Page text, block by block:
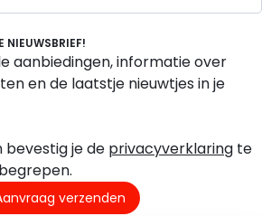
NIEUWSBRIEF!
aanbiedingen, informatie over
en de laatstje nieuwtjes in je
je de privacyverklaring te
verzenden